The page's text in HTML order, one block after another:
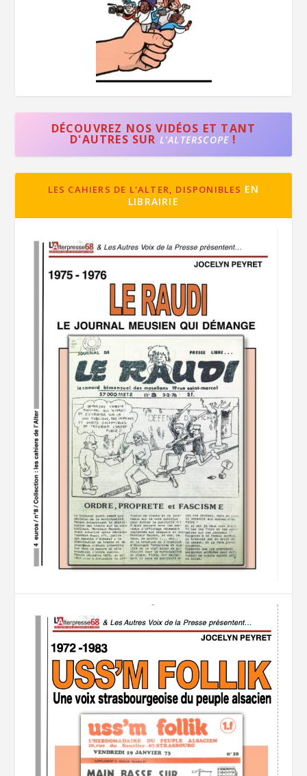
DÉCOUVREZ NOS VIDÉOS ET TANT
D'AUTRES SUR L'ALTERSCOPE !
LES CAHIERS DE L'ALTER, DISPONIBLES EN
LIBRAIRIE